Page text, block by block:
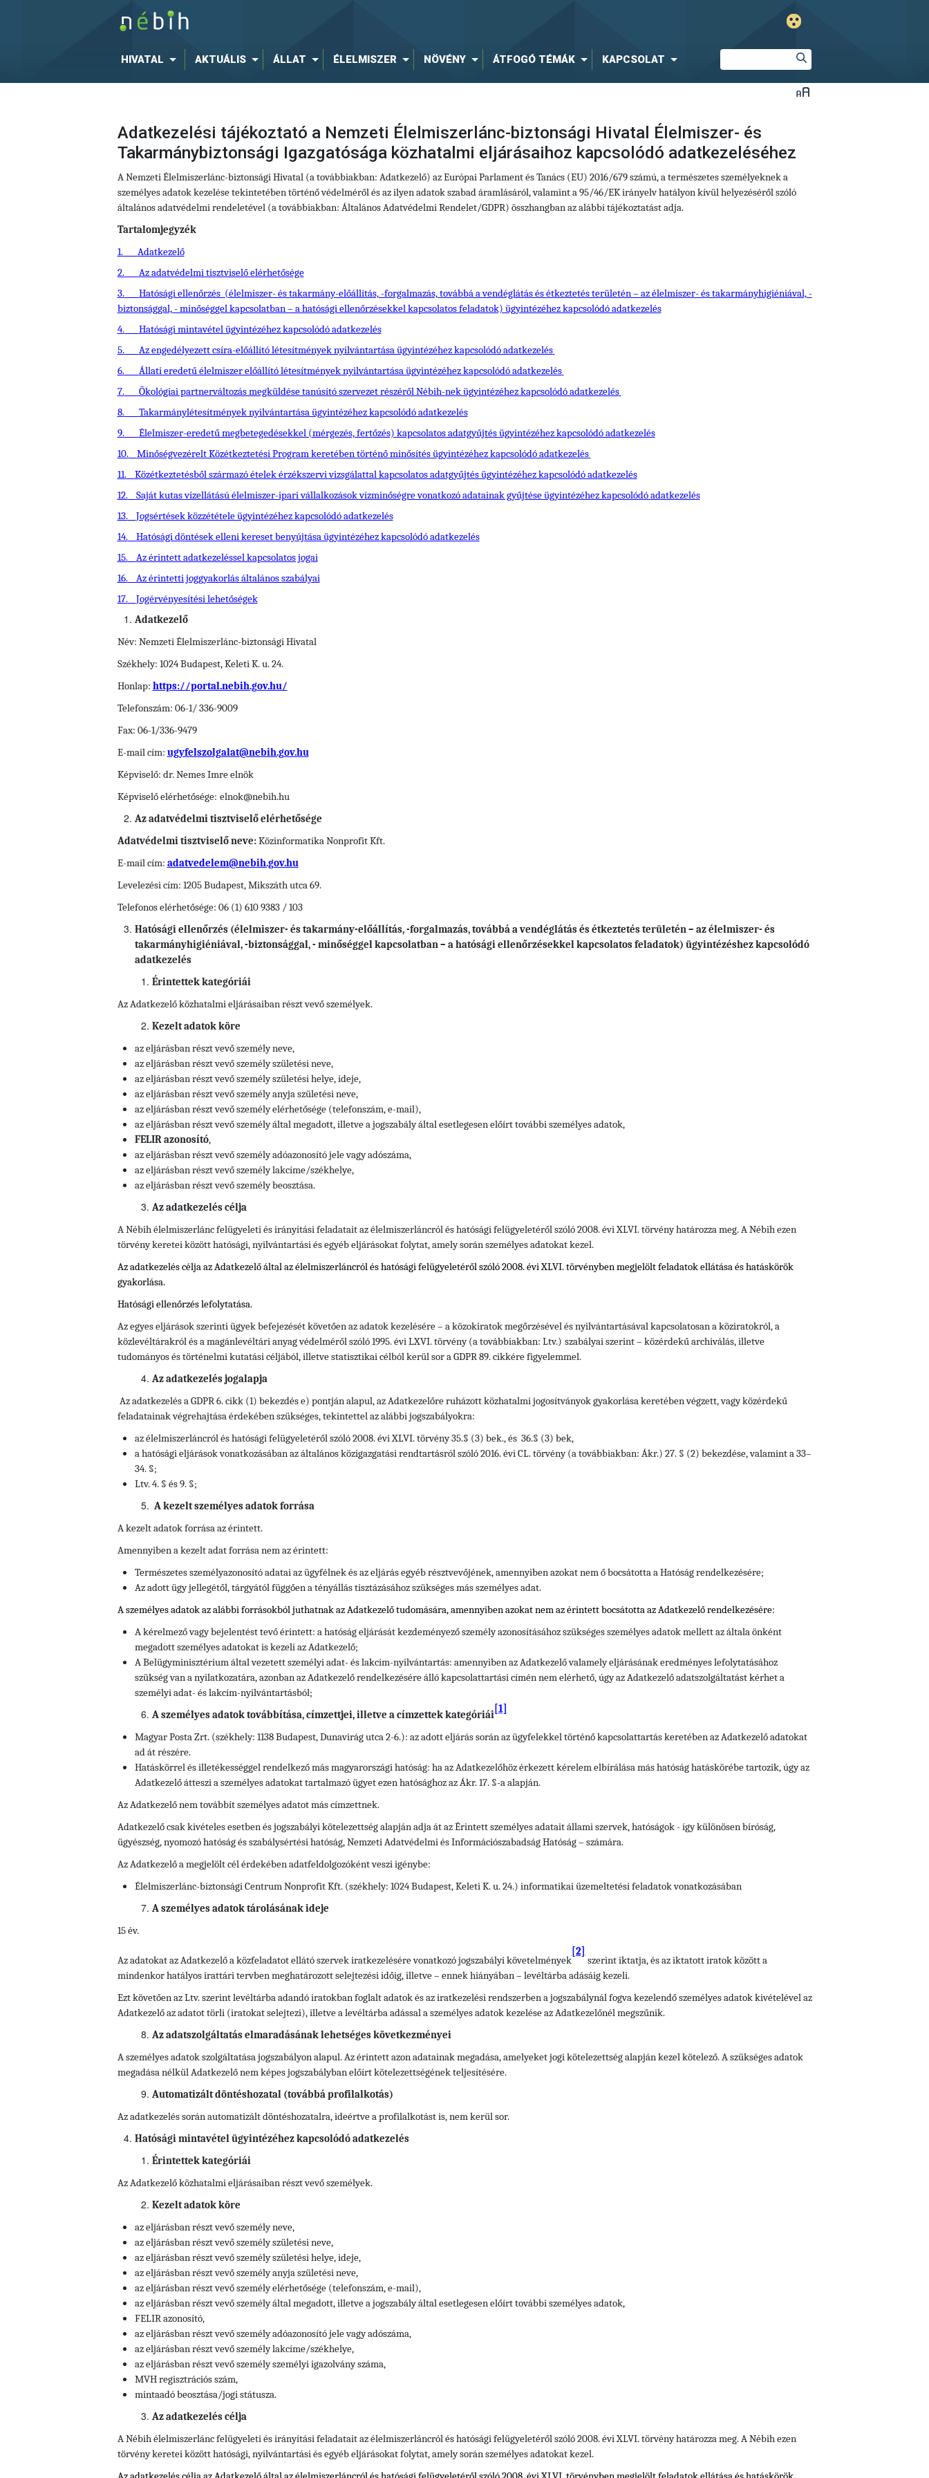
HIVATAL AKTUÁLIS ÁLLAT ÉLELMISZER NÖVÉNY ÁTFOGÓ TÉMÁK KAPCSOLAT
Adatkezelési tájékoztató a Nemzeti Élelmiszerlánc-biztonsági Hivatal Élelmiszer- és
Takarmánybiztonsági Igazgatósága közhatalmi eljárásaihoz kapcsolódó adatkezeléséhez
A Nemzeti Élelmiszerlánc-biztonsági Hivatal (a továbbiakban: Adatkezelő) az Európai Parlament és Tanács (EU) 2016/679 számú, a természetes személyeknek a
személyes adatok kezelése tekintetében történő védelméről és az ilyen adatok szabad áramlásáról, valamint a 95/46/EK irányelv hatályon kívül helyezéséről szóló
általános adatvédelmi rendeletével (a továbbiakban: Általános Adatvédelmi Rendelet/GDPR) összhangban az alábbi tájékoztatást adja.
Tartalomjegyzék
1.
Adatkezelő
2.
Az adatvédelmi tisztviselő elérhetősége
3.
Hatósági ellenőrzés (élelmiszer- és takarmány-előállítás, -forgalmazás, továbbá a vendéglátás és étkeztetés területén – az élelmiszer- és takarmányhigiéniával, -
biztonsággal, - minőséggel kapcsolatban – a hatósági ellenőrzésekkel kapcsolatos feladatok) ügyintézéhez kapcsolódó adatkezelés
4.
Hatósági mintavétel ügyintézéhez kapcsolódó adatkezelés
5.
Az engedélyezett csíra-előállító létesítmények nyilvántartása ügyintézéhez kapcsolódó adatkezelés
6.
Állati eredetű élelmiszer előállító létesítmények nyilvántartása ügyintézéhez kapcsolódó adatkezelés
7.
Ökológiai partnerváltozás megküldése tanúsító szervezet részéről Nébih-nek ügyintézéhez kapcsolódó adatkezelés
8.
Takarmánylétesítmények nyilvántartása ügyintézéhez kapcsolódó adatkezelés
9.
Élelmiszer-eredetű megbetegedésekkel (mérgezés, fertőzés) kapcsolatos adatgyűjtés ügyintézéhez kapcsolódó adatkezelés
10.
Minőségvezérelt Közétkeztetési Program keretében történő minősítés ügyintézéhez kapcsolódó adatkezelés
11.
Közétkeztetésből származó ételek érzékszervi vizsgálattal kapcsolatos adatgyűjtés ügyintézéhez kapcsolódó adatkezelés
12.
Saját kutas vízellátású élelmiszer-ipari vállalkozások vízminőségre vonatkozó adatainak gyűjtése ügyintézéhez kapcsolódó adatkezelés
13.
Jogsértések közzététele ügyintézéhez kapcsolódó adatkezelés
14.
Hatósági döntések elleni kereset benyújtása ügyintézéhez kapcsolódó adatkezelés
15.
Az érintett adatkezeléssel kapcsolatos jogai
16.
Az érintetti joggyakorlás általános szabályai
17.
Jogérvényesítési lehetőségek
Adatkezelő
Név: Nemzeti Élelmiszerlánc-biztonsági Hivatal
Székhely: 1024 Budapest, Keleti K. u. 24.
Honlap: https://portal.nebih.gov.hu/
Telefonszám: 06-1/ 336-9009
Fax: 06-1/336-9479
E-mail cím: ugyfelszolgalat@nebih.gov.hu
Képviselő: dr. Nemes Imre elnök
Képviselő elérhetősége: elnok@nebih.hu
Az adatvédelmi tisztviselő elérhetősége
Adatvédelmi tisztviselő neve:Közinformatika Nonprofit Kft.
E-mail cím: adatvedelem@nebih.gov.hu
Levelezési cím: 1205 Budapest, Mikszáth utca 69.
Telefonos elérhetősége: 06 (1) 610 9383 / 103
Hatósági ellenőrzés (élelmiszer- és takarmány-előállítás, -forgalmazás, továbbá a vendéglátás és étkeztetés területén – az élelmiszer- és
takarmányhigiéniával, -biztonsággal, - minőséggel kapcsolatban – a hatósági ellenőrzésekkel kapcsolatos feladatok) ügyintézéshez kapcsolódó
adatkezelés
Érintettek kategóriái
Az Adatkezelő közhatalmi eljárásaiban részt vevő személyek.
Kezelt adatok köre
az eljárásban részt vevő személy neve,
az eljárásban részt vevő személy születési neve,
az eljárásban részt vevő személy születési helye, ideje,
az eljárásban részt vevő személy anyja születési neve,
az eljárásban részt vevő személy elérhetősége(telefonszám, e-mail),
az eljárásban részt vevő személy által megadott, illetve a jogszabály által esetlegesen előírt további személyes adatok,
FELIR azonosító,
az eljárásban részt vevő személyadóazonosító jele vagy adószáma,
az eljárásban részt vevő személylakcíme/székhelye,
az eljárásban részt vevő személybeosztása.
Az adatkezelés célja
A Nébih élelmiszerlánc felügyeleti és irányítási feladatait az élelmiszerláncról és hatósági felügyeletéről szóló 2008. évi XLVI. törvény határozza meg. A Nébih ezen
törvény keretei között hatósági, nyilvántartási és egyéb eljárásokat folytat, amely során személyes adatokat kezel.
Az adatkezelés célja az Adatkezelő által az élelmiszerláncról és hatósági felügyeletéről szóló 2008. évi XLVI. törvényben megjelölt feladatok ellátása és hatáskörök
gyakorlása.
Hatósági ellenőrzés lefolytatása.
Az egyes eljárások szerinti ügyek befejezését követően az adatok kezelésére – a közokiratok megőrzésével és nyilvántartásával kapcsolatosan a köziratokról, a
közlevéltárakról és a magánlevéltári anyag védelméről szóló 1995. évi LXVI. törvény (a továbbiakban: Ltv.) szabályai szerint – közérdekű archiválás, illetve
tudományos és történelmi kutatási céljából, illetve statisztikai célból kerül sor a GDPR 89. cikkére figyelemmel.
Az adatkezelés jogalapja
Az adatkezelés a GDPR 6. cikk (1) bekezdés e) pontján alapul, az Adatkezelőre ruházott közhatalmi jogosítványok gyakorlása keretében végzett, vagy közérdekű
feladatainak végrehajtása érdekében szükséges, tekintettel az alábbi jogszabályokra:
az élelmiszerláncról és hatósági felügyeletéről szóló 2008. évi XLVI. törvény 35.§ (3) bek., és 36.§ (3) bek,
a hatósági eljárások vonatkozásában az általános közigazgatási rendtartásról szóló 2016. évi CL. törvény (a továbbiakban: Ákr.) 27. § (2) bekezdése, valamint a 33–
34. §;
Ltv. 4. § és 9. §;
A kezelt személyes adatok forrása
A kezelt adatok forrása az érintett.
Amennyiben a kezelt adat forrása nem az érintett:
Természetes személyazonosító adatai az ügyfélnek és az eljárás egyéb résztvevőjének, amennyiben azokat nem ő bocsátotta a Hatóság rendelkezésére;
Az adott ügy jellegétől, tárgyától függően a tényállás tisztázásához szükséges más személyes adat.
A személyes adatok az alábbi forrásokból juthatnak az Adatkezelő tudomására, amennyiben azokat nem az érintett bocsátotta az Adatkezelő rendelkezésére:
A kérelmező vagy bejelentést tevő érintett: a hatóság eljárását kezdeményező személy azonosításához szükséges személyes adatok mellett az általa önként
megadott személyes adatokat is kezeli az Adatkezelő;
A Belügyminisztérium által vezetett személyi adat- és lakcím-nyilvántartás: amennyiben az Adatkezelő valamely eljárásának eredményes lefolytatásához
szükség van a nyilatkozatára, azonban az Adatkezelő rendelkezésére álló kapcsolattartási címén nem elérhető, úgy az Adatkezelő adatszolgáltatást kérhet a
személyi adat- és lakcím-nyilvántartásból;
A személyes adatok továbbítása, címzettjei, illetve a címzettek kategóriái
[1]
Magyar Posta Zrt. (székhely: 1138 Budapest, Dunavirág utca 2-6.): az adott eljárás során az ügyfelekkel történő kapcsolattartás keretében az Adatkezelő adatokat
ad át részére.
Hatáskörrel és illetékességgel rendelkező más magyarországi hatóság: ha az Adatkezelőhöz érkezett kérelem elbírálása más hatóság hatáskörébe tartozik, úgy az
Adatkezelő átteszi a személyes adatokat tartalmazó ügyet ezen hatósághoz az Ákr. 17. §-a alapján.
Az Adatkezelő nem továbbít személyes adatot más címzettnek.
Adatkezelő csak kivételes esetben és jogszabályi kötelezettség alapján adja át az Érintett személyes adatait állami szervek, hatóságok - így különösen bíróság,
ügyészség, nyomozó hatóság és szabálysértési hatóság, Nemzeti Adatvédelmi és Információszabadság Hatóság – számára.
Az Adatkezelő a megjelölt cél érdekében adatfeldolgozóként veszi igénybe:
Élelmiszerlánc-biztonsági Centrum Nonprofit Kft. (székhely: 1024 Budapest, Keleti K. u. 24.) informatikai üzemeltetési feladatok vonatkozásában
A személyes adatok tárolásának ideje
15 év.
Az adatokat az Adatkezelő a közfeladatot ellátó szervek iratkezelésére vonatkozó jogszabályi követelmények
[2]
szerint iktatja, és az iktatott iratok között a
mindenkor hatályos irattári tervben meghatározott selejtezési időig, illetve – ennek hiányában – levéltárba adásáig kezeli.
Ezt követően az Ltv. szerint levéltárba adandó iratokban foglalt adatok és az iratkezelési rendszerben a jogszabálynál fogva kezelendő személyes adatok kivételével az
Adatkezelő az adatot törli (iratokat selejtezi), illetve a levéltárba adással a személyes adatok kezelése az Adatkezelőnél megszűnik.
Az adatszolgáltatás elmaradásának lehetséges következményei
A személyes adatok szolgáltatása jogszabályon alapul. Az érintett azon adatainak megadása, amelyeket jogi kötelezettség alapján kezel kötelező. A szükséges adatok
megadása nélkül Adatkezelő nem képes jogszabályban előírt kötelezettségének teljesítésére.
Automatizált döntéshozatal (továbbá profilalkotás)
Az adatkezelés során automatizált döntéshozatalra, ideértve a profilalkotást is, nem kerül sor.
Hatósági mintavétel ügyintézéhez kapcsolódó adatkezelés
Érintettek kategóriái
Az Adatkezelő közhatalmi eljárásaiban részt vevő személyek.
Kezelt adatok köre
az eljárásban részt vevő személy neve,
az eljárásban részt vevő személy születési neve,
az eljárásban részt vevő személy születési helye, ideje,
az eljárásban részt vevő személy anyja születési neve,
az eljárásban részt vevő személy elérhetősége(telefonszám, e-mail),
az eljárásban részt vevő személy által megadott, illetve a jogszabály által esetlegesen előírt további személyes adatok,
FELIR azonosító,
az eljárásban részt vevő személyadóazonosító jele vagy adószáma,
az eljárásban részt vevő személylakcíme/székhelye,
az eljárásban részt vevő személyszemélyi igazolvány száma,
MVH regisztrációs szám,
mintaadó beosztása/jogi státusza.
Az adatkezelés célja
A Nébih élelmiszerlánc felügyeleti és irányítási feladatait az élelmiszerláncról és hatósági felügyeletéről szóló 2008. évi XLVI. törvény határozza meg. A Nébih ezen
törvény keretei között hatósági, nyilvántartási és egyéb eljárásokat folytat, amely során személyes adatokat kezel.